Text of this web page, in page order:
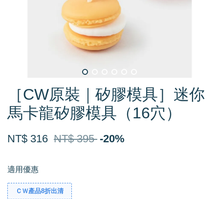
［CW原裝｜矽膠模具］迷你
馬卡龍矽膠模具（16穴）
NT$ 316 NT$ 395 -20%
適用優惠
ＣＷ產品8折出清